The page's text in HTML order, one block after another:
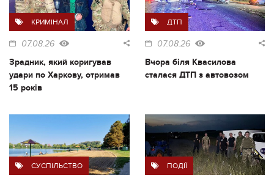
КРИМІНАЛ
07.08.26
Зрадник, який коригував
удари по Харкову, отримав
15 років
ДТП
07.08.26
Вчора біля Квасилова
сталася ДТП з автовозом
СУСПІЛЬСТВО ПОДІЇ